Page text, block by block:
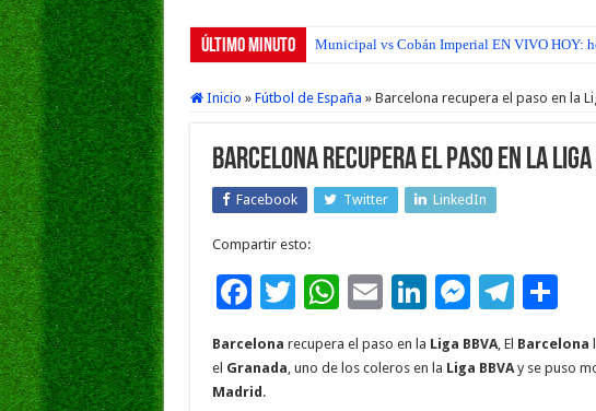
Último Minuto Municipal vs Cobán Imperial EN VIVO HOY:
Inicio » Fútbol de España » Barcelona recupera el paso en la
Barcelona recupera el paso en la Liga
Facebook Twitter LinkedIn
Compartir esto:
F
ac
e
b
T
tt
W
h
at
E
ai
Li
n
k
M
se
T
e
C
o
m
Barcelona recupera el paso en la Liga BBVA, El Barcelona
el Granada, uno de los coleros en la Liga BBVAy se puso
Madrid .